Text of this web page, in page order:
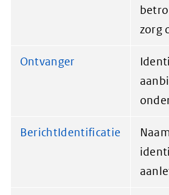
zorg
Ontvanger
BerichtIdentificatie